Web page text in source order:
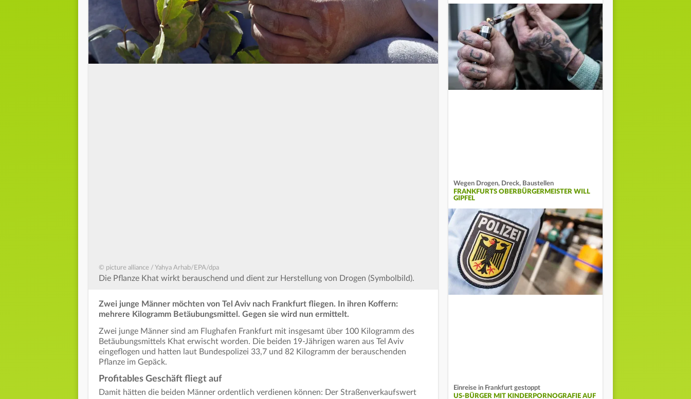
© picture alliance / Yahya Arhab/EPA/dpa
Die Pflanze Khat wirkt berauschend und dient zur Herstellung von Drogen (Symbolbild).
Zwei junge Männer möchten von Tel Aviv nach Frankfurt fliegen. In ihren Koffern:
mehrere Kilogramm Betäubungsmittel. Gegen sie wird nun ermittelt.
Zwei junge Männer sind am Flughafen Frankfurt mit insgesamt über 100 Kilogramm des
Betäubungsmittels Khat erwischt worden. Die beiden 19-Jährigen waren aus Tel Aviv
eingeflogen und hatten laut Bundespolizei 33,7 und 82 Kilogramm der berauschenden
Pflanze im Gepäck.
Profitables Geschäft fliegt auf
Damit hätten die beiden Männer ordentlich verdienen können: Der Straßenverkaufswert
Wegen Drogen, Dreck, Baustellen
FRANKFURTS OBERBÜRGERMEISTER WILL
GIPFEL
Einreise in Frankfurt gestoppt
US-BÜRGER MIT KINDERPORNOGRAFIE AUF